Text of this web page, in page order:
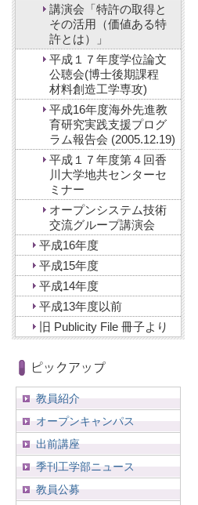
講演会「特許の取得と
その活用（価値ある特
許とは）」
平成１７年度学位論文
公聴会(博士後期課程
材料創造工学専攻)
平成16年度海外先進教
育研究実践支援プログ
ラム報告会 (2005.12.19)
平成１７年度第４回香
川大学地共センターセ
ミナー
オープンシステム技術
交流グループ講演会
平成16年度
平成15年度
平成14年度
平成13年度以前
旧 Publicity File 冊子より
教員紹介
オープンキャンパス
出前講座
季刊工学部ニュース
教員公募